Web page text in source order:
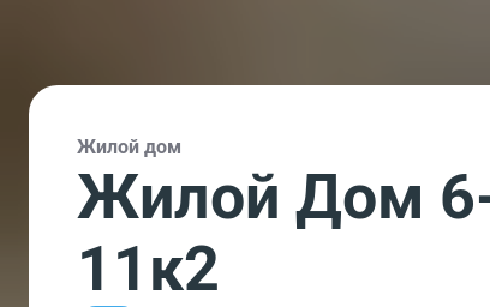
Жилой дом
Жилой Дом 6-
11к2